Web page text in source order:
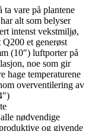
vare på plantene
alt som belyser
intenst vekstmiljø,
et generøst
(10″) luftporter på
noe som gir
hage temperaturene
overventilering av
nødvendige
og givende